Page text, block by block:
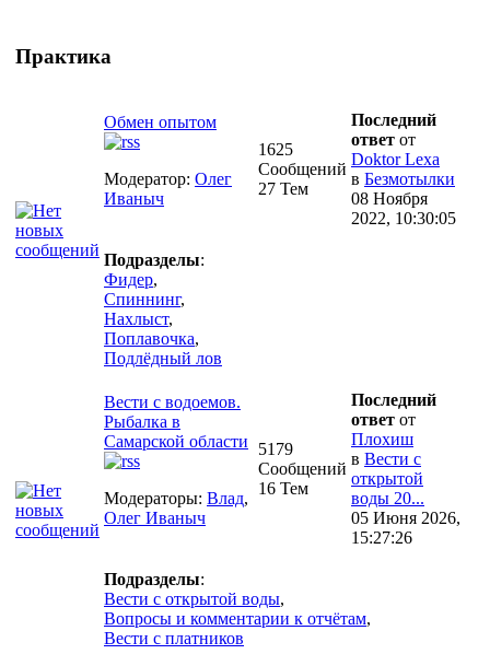
Практика
Обмен опытом
Модератор: Олег
Иваныч
1625
Сообщений
27 Тем
Последний
ответ от
Doktor Lexa
в Безмотылки
08 Ноября
2022, 10:30:05
Подразделы:
Фидер,
Спиннинг,
Нахлыст,
Поплавочка,
Подлёдный лов
Вести с водоемов.
Рыбалка в
Самарской области
Модераторы: Влад,
Олег Иваныч
5179
Сообщений
16 Тем
Последний
ответ от
Плохиш
в Вести с
открытой
воды 20...
05 Июня 2026,
15:27:26
Подразделы:
Вести с открытой воды,
Вопросы и комментарии к отчётам,
Вести с платников